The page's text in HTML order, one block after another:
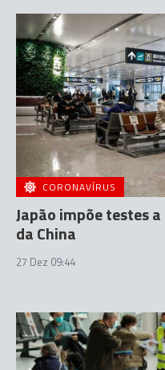
CORONAVÍRUS
Japão impõe testes
da China
27 Dez 09:44